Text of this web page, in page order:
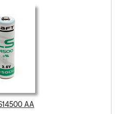
AA